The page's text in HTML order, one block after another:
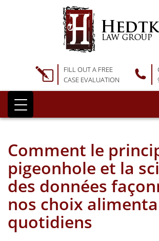
FILL OUT A FREE
CASE EVALUATION
Comment le
pigeonhole et la
des données
nos choix
quotidiens